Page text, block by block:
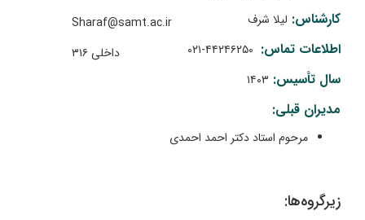
کارشناس: لیلا شرف Sharaf@samt.ac.ir
اطلاعات تماس: ۴۴۲۴۶۲۵۰-۰۲۱ داخلی ۳۱۶
سال تأسیس: ۱۴۰۳
مدیران قبلی:
مرحوم استاد دکتر احمد احمدی
زیرگروه‌ها: